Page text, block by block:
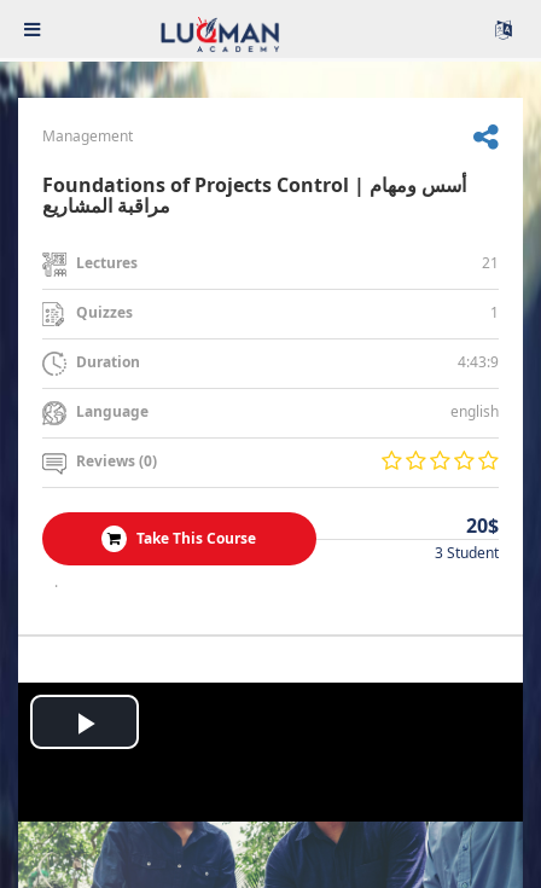
Management
Foundations of Projects Control | أسس ومهام
مراقبة المشاريع
Lectures 21
Quizzes 1
Duration 4:43:9
Language english
Reviews (0)
Take This Course 20$
3 Student
.
Play